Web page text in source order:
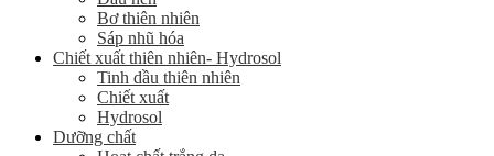
Bơ thiên nhiên
Sáp nhũ hóa
Chiết xuất thiên nhiên- Hydrosol
Tinh dầu thiên nhiên
Chiết xuất
Hydrosol
Dưỡng chất